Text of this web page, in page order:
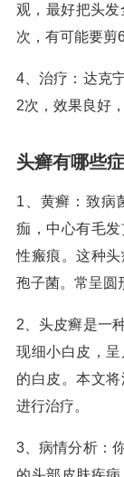
观，最好把头
次，有可能要剪
4、治疗：达克
2次，效果良好
头癣有哪些
1、黄癣：致病
痂，中心有毛
性瘢痕。这种
孢子菌。常呈圆
2、头皮癣是一
现细小白皮，
的白皮。本文
进行治疗。
3、病情分析：